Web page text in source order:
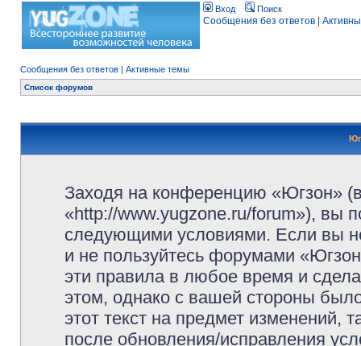
Вход Поиск
Сообщения без ответов
Сообщения без ответов | Активные темы
Список форумов
Заходя на конференцию «Югзон»
«http://www.yugzone.ru/forum»), вы
следующими условиями. Если вы
и не пользуйтесь форумами
эти правила в любое время и
этом, однако с вашей стороны
этот текст на предмет изменений,
после обновления/исправления